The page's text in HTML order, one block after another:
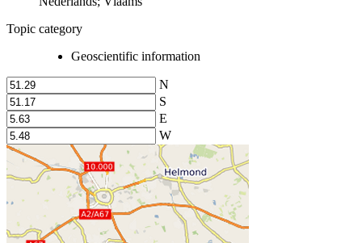
Topic category
Geoscientific information
N
S
E
W